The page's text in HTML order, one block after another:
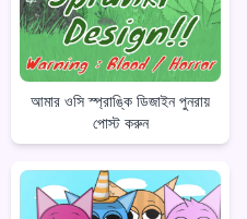
আমার ওসি স্প্রাঙ্কি ডিজাইন পুনরায়
পোস্ট করুন